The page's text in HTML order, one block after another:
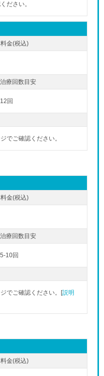
ださい。
12回
でご確認ください。
5-10回
でご確認ください。[説明